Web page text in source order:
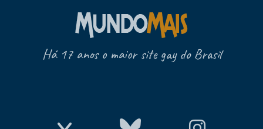
Há 17 anos o maior site gay do Brasil